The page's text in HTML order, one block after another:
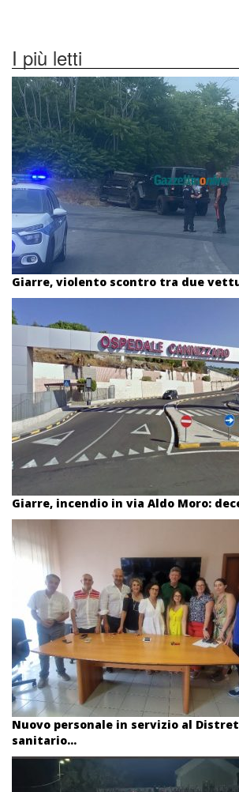
I più letti
Giarre, violento scontro tra due
Giarre, incendio in via Aldo Moro:
Nuovo personale in servizio al
sanitario...